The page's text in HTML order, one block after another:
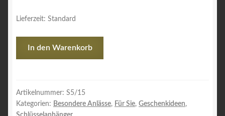
Lieferzeit: Standard
grün
Menge
In den Warenkorb
Artikelnummer: S5/15
Kategorien: Besondere Anlässe, Für Sie, Geschenkideen,